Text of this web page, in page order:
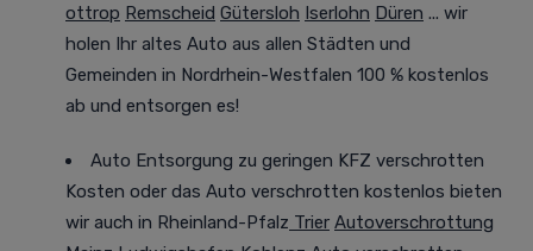
ottrop Remscheid Gütersloh Iserlohn Düren ... wir
holen Ihr altes Auto aus allen Städten und
Gemeinden in Nordrhein-Westfalen 100 % kostenlos
ab und entsorgen es!
Auto Entsorgung zu geringen KFZ verschrotten
Kosten oder das Auto verschrotten kostenlos bieten
wir auch in Rheinland-Pfalz Trier Autoverschrottung